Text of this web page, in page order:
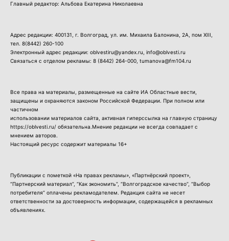
Главный редактор: Альбова Екатерина Николаевна
Адрес редакции: 400131, г. Волгоград, ул. им. Михаила Балонина, 2А, пом XIII,
тел. 8(8442) 260-100
Электронный адрес редакции: oblvestiru@yandex.ru, info@oblvesti.ru
Связаться с отделом рекламы: 8 (8442) 264-000 , tumanova@fm104.ru
Все права на материалы, размещенные на сайте ИА Областные вести,
защищены и охраняются законом Российской Федерации. При полном или
частичном
использовании материалов сайта, активная гиперссылка на главную страницу
https://oblvesti.ru/ обязательна.Мнение редакции не всегда совпадает с
мнением авторов.
Настоящий ресурс содержит материалы 16+
Публикации с пометкой «На правах рекламы», «Партнёрский проект»,
“Партнерский материал”, “Как экономить”, “Волгоградское качество”, “Выбор
потребителя” оплачены рекламодателем. Редакция сайта не несет
ответственности за достоверность информации, содержащейся в рекламных
объявлениях.